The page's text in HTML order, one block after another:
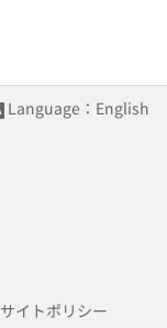
Language：English
サイトポリシー